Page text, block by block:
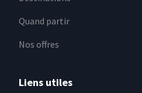
Quand partir
Nos offres
Liens utiles